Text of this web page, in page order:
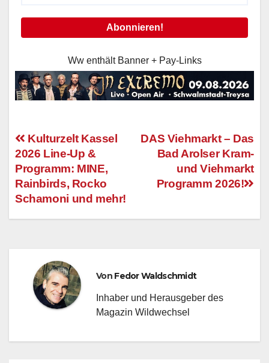
Ww enthält Banner + Pay-Links
Beitragsnavigation
DAS Viehmarkt – Das
Bad Arolser Kram-
und Viehmarkt
Programm 2026!
Kulturzelt Kassel
2026 Line-Up &
Programm: MINE,
Rainbirds, Rocko
Schamoni und mehr!
Von Fedor Waldschmidt
Inhaber und Herausgeber des
Magazin Wildwechsel